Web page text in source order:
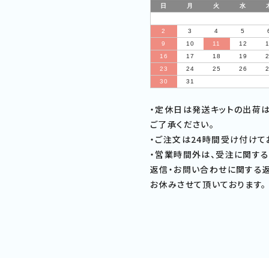
日 月 火 水
2
3 4 5
9
10 11 12
16
17 18 19
23
24 25 26
30
31
・定休日は発送キットの出荷
ご了承ください。
・ご注文は24時間受け付けて
・営業時間外は、受注に関す
返信・お問い合わせに関する
お休みさせて頂いております。